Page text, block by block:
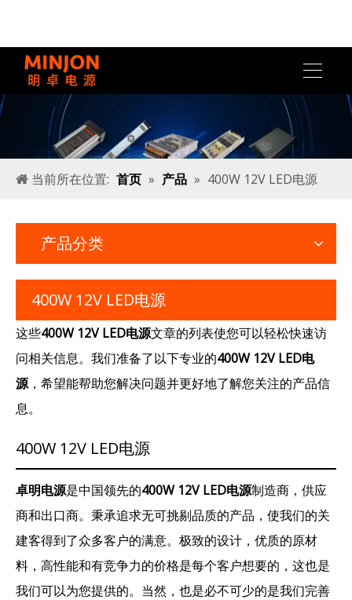
当前所在位置: 首页 » 产品 » 400W 12V LED电源
产品分类
400W 12V LED电源
这些400W 12V LED电源文章的列表使您可以轻松快速访
问相关信息。我们准备了以下专业的400W 12V LED电
源，希望能帮助您解决问题并更好地了解您关注的产品信
息。
400W 12V LED电源
卓明电源是中国领先的400W 12V LED电源制造商，供应
商和出口商。秉承追求无可挑剔品质的产品，使我们的关
建客得到了众多客户的满意。极致的设计，优质的原材
料，高性能和有竞争力的价格是每个客户想要的，这也是
我们可以为您提供的。当然，也是必不可少的是我们完善